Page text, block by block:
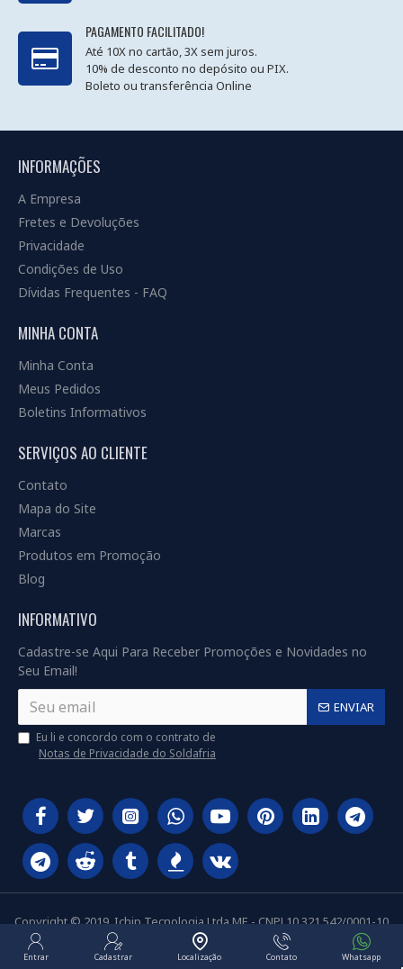
PAGAMENTO FACILITADO!
Até 10X no cartão, 3X sem juros.
10% de desconto no depósito ou PIX.
Boleto ou transferência Online
INFORMAÇÕES
A Empresa
Fretes e Devoluções
Privacidade
Condições de Uso
Dívidas Frequentes - FAQ
MINHA CONTA
Minha Conta
Meus Pedidos
Boletins Informativos
SERVIÇOS AO CLIENTE
Contato
Mapa do Site
Marcas
Produtos em Promoção
Blog
INFORMATIVO
Cadastre-se Aqui Para Receber Promoções e Novidades no
Seu Email!
ENVIAR
Eu li e concordo com o contrato de
Notas de Privacidade do Soldafria
Copyright © 2019, Ichip Tecnologia Ltda ME - CNPJ 10.321.542/0001-10
Entrar Cadastrar Localização Contato Whatsapp